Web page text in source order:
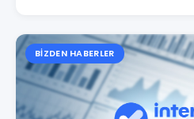
BIZDEN HABERLER